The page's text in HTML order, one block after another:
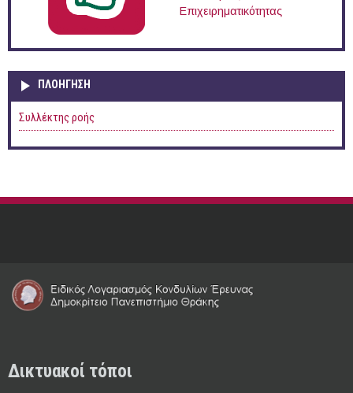
Επιχειρηματικότητας
ΠΛΟΉΓΗΣΗ
Συλλέκτης ροής
Δικτυακοί τόποι